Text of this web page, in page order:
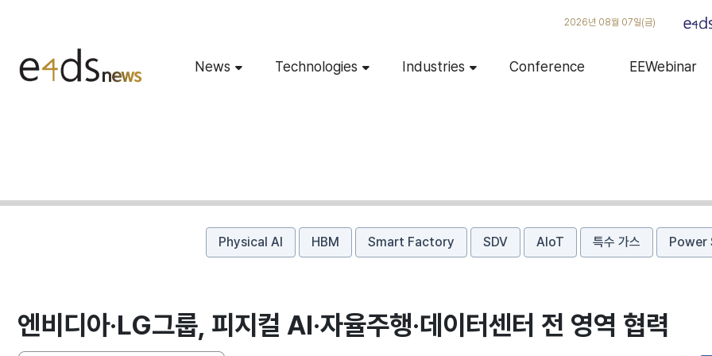
2026년 08월 07일(금)
News Technologies Industries Conference EEWebinar
Physical AI HBM Smart Factory SDV AIoT 특수 가스 Power
엔비디아·LG그룹, 피지컬 AI·자율주행·데이터센터 전 영역 협력